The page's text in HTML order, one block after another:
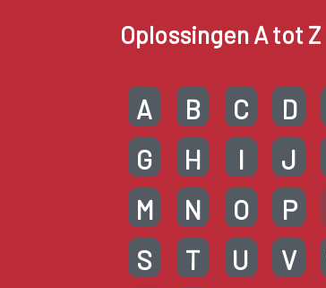
Oplossingen A tot Z
A B C D
G
H I J
M
N O P
S
T U V